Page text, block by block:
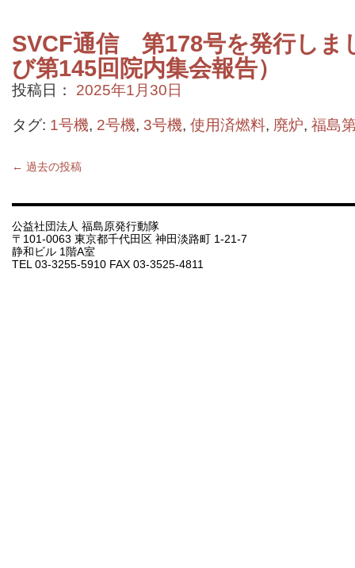
SVCF通信 第178号を発行しま
び第145回院内集会報告）
投稿日： 2025年1月30日
タグ: 1号機, 2号機, 3号機, 使用済燃料, 廃炉, 福島
← 過去の投稿
公益社団法人 福島原発行動隊
〒101-0063 東京都千代田区 神田淡路町 1-21-7
静和ビル 1階A室
TEL 03-3255-5910 FAX 03-3525-4811